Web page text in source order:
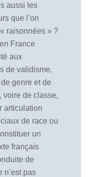
aussi les
que l’on
raisonnées » ?
France
aux
de validisme,
genre et de
voire de classe,
articulation
de race ou
un
français
de
n’est pas